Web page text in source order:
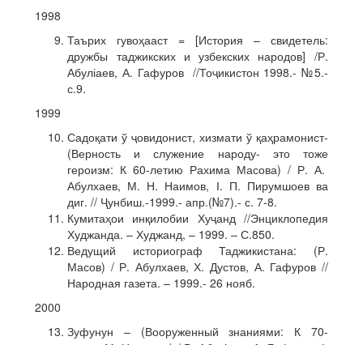
1998
Таърих гувоҳааст = [История – свидетель:
дружбы таджикских и узбекских народов] /Р.
Абуліаев, А. Гафуров //Тоҷикистон 1998.- №5.-
с.9.
1999
Садоқати ў ҷовидонист, хизмати ў қаҳрамонист-
(Верность и служение народу- это тоже
героизм: К 60-летию Рахима Масова) / Р. А.
Абулхаев, М. Н. Наимов, І. П. Пирумшоев ва
диг. // Ҷунбиш.-1999.- апр.(№7).- с. 7-8.
Кумитаҳои инқилобии Хуҷанд //Энциклопедия
Худжанда. – Худжанд, – 1999. – С.850.
Ведущий историограф Таджикистана: (Р.
Масов) / Р. Абулхаев, Х. Дустов, А. Гафуров //
Народная газета. – 1999.- 26 нояб.
2000
Зуфунун – (Вооруженный знаниями: К 70-